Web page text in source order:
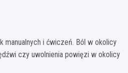
manualnych i ćwiczeń. Ból w okolicy
czy uwolnienia powięzi w okolicy